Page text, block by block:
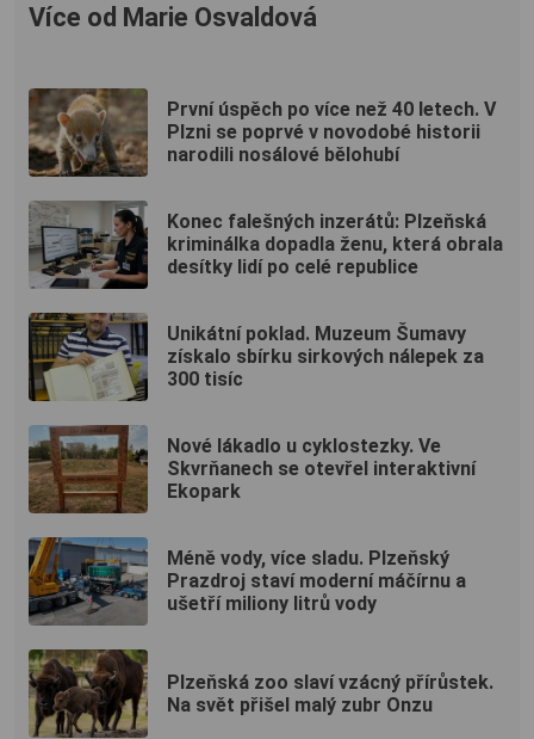
Více od Marie Osvaldová
První úspěch po více než 40 letech. V
Plzni se poprvé v novodobé historii
narodili nosálové bělohubí
Konec falešných inzerátů: Plzeňská
kriminálka dopadla ženu, která obrala
desítky lidí po celé republice
Unikátní poklad. Muzeum Šumavy
získalo sbírku sirkových nálepek za
300 tisíc
Nové lákadlo u cyklostezky. Ve
Skvrňanech se otevřel interaktivní
Ekopark
Méně vody, více sladu. Plzeňský
Prazdroj staví moderní máčírnu a
ušetří miliony litrů vody
Plzeňská zoo slaví vzácný přírůstek.
Na svět přišel malý zubr Onzu